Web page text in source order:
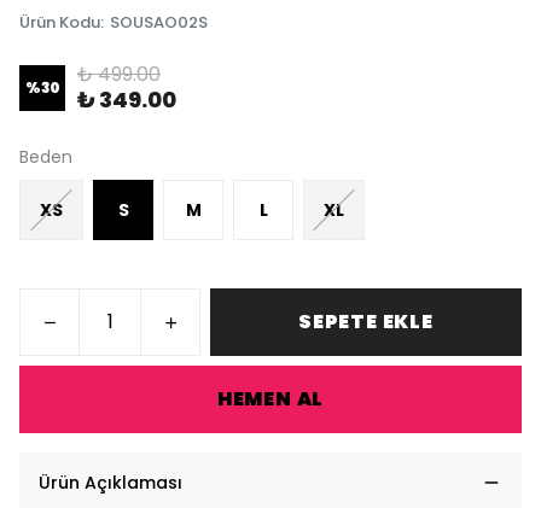
Ürün Kodu: SOUSAO02S
%30 ₺ 499.00
₺ 349.00
Beden
XS S M L XL
SEPETE EKLE
HEMEN AL
Ürün Açıklaması